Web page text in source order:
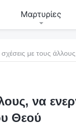
Μαρτυρίες
να
Θεού